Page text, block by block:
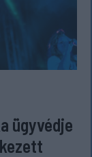
ügyvédje